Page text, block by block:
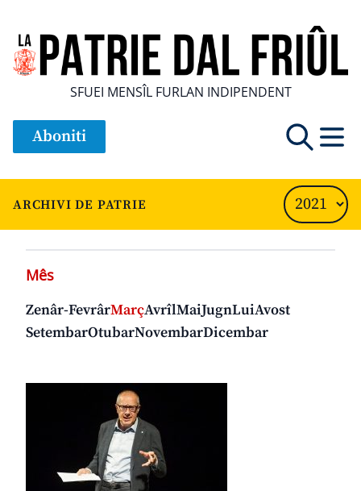
SFUEI MENSÎL FURLAN INDIPENDENT
Aboniti
ARCHIVI DE PATRIE
Mês
Zenâr-FevrârMarçAvrîlMaiJugnLuiAvost
SetembarOtubarNovembarDicembar